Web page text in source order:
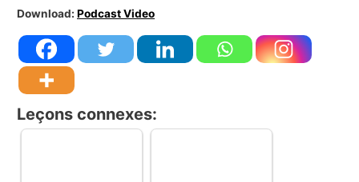
Download:Podcast Video
Leçons connexes: